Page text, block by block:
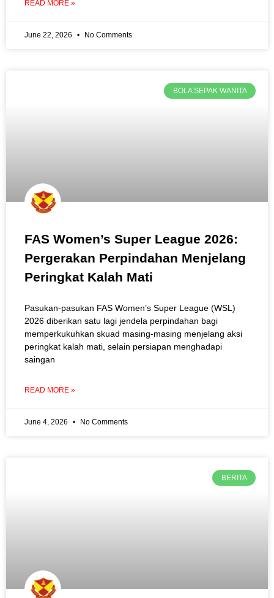
READ MORE »
June 22, 2026 No Comments
BOLA SEPAK WANITA
FAS Women’s Super League 2026:
Pergerakan Perpindahan Menjelang
Peringkat Kalah Mati
Pasukan-pasukan FAS Women’s Super League (WSL)
2026 diberikan satu lagi jendela perpindahan bagi
memperkukuhkan skuad masing-masing menjelang aksi
peringkat kalah mati, selain persiapan menghadapi
saingan
READ MORE »
June 4, 2026 No Comments
BERITA